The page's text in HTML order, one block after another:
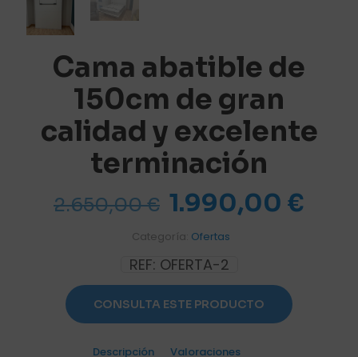
Cama abatible de
150cm de gran
calidad y excelente
terminación
2.650,00€ El
precio
original
era:
2.650,00 €.
1.990,00 €
REF: OFERTA-2
Categoría: Ofertas
CONSULTA ESTE PRODUCTO
Descripción Valoraciones